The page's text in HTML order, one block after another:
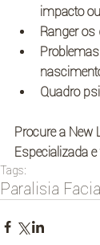
impacto
Ranger os
Quadro
Procure a New
Especializada
Tags:
Paralisia Facial